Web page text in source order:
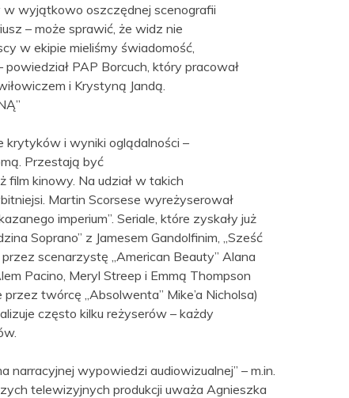
w wyjątkowo oszczędnej scenografii
– może sprawić, że widz nie
w ekipie mieliśmy świadomość,
PAP Borcuch, który pracował
i Krystyną Jandą.
krytyków i wyniki oglądalności –
Przestają być
film kinowy. Na udział w takich
Martin Scorsese wyreżyserował
imperium”. Seriale, które zyskały już
Soprano” z Jamesem Gandolfinim, „Sześć
scenarzystę „American Beauty” Alana
Pacino, Meryl Streep i Emmą Thompson
twórcę „Absolwenta” Mike’a Nicholsa)
często kilku reżyserów – każdy
narracyjnej wypowiedzi audiowizualnej” – m.in.
telewizyjnych produkcji uważa Agnieszka